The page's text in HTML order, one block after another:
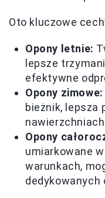
Oto kluczowe
Opony letnie:
lepsze
efektywne
Opony zimowe:
bieżnik, lepsza
Opony
umiarkowane
warunkach,
dedykowanych